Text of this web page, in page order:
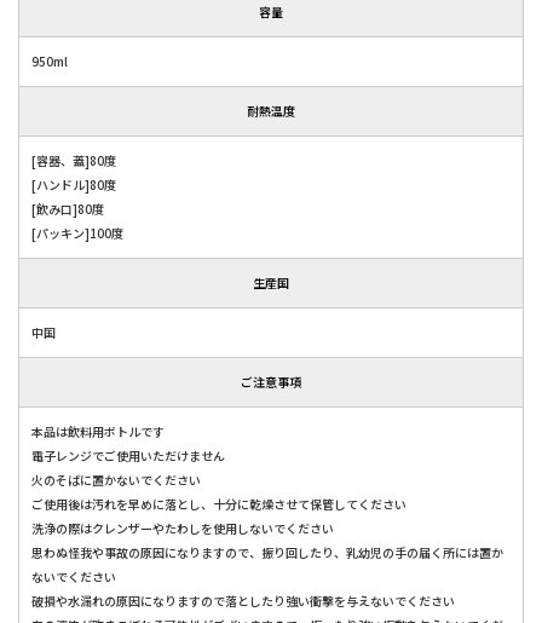
容量
950ml
耐熱温度
[容器、蓋]80度
[ハンドル]80度
[飲み口]80度
[パッキン]100度
生産国
中国
ご注意事項
本品は飲料用ボトルです
電子レンジでご使用いただけません
火のそばに置かないでください
ご使用後は汚れを早めに落とし、十分に乾燥させて保管してください
洗浄の際はクレンザーやたわしを使用しないでください
思わぬ怪我や事故の原因になりますので、振り回したり、乳幼児の手の届く所には置か
ないでください
破損や水漏れの原因になりますので落としたり強い衝撃を与えないでください